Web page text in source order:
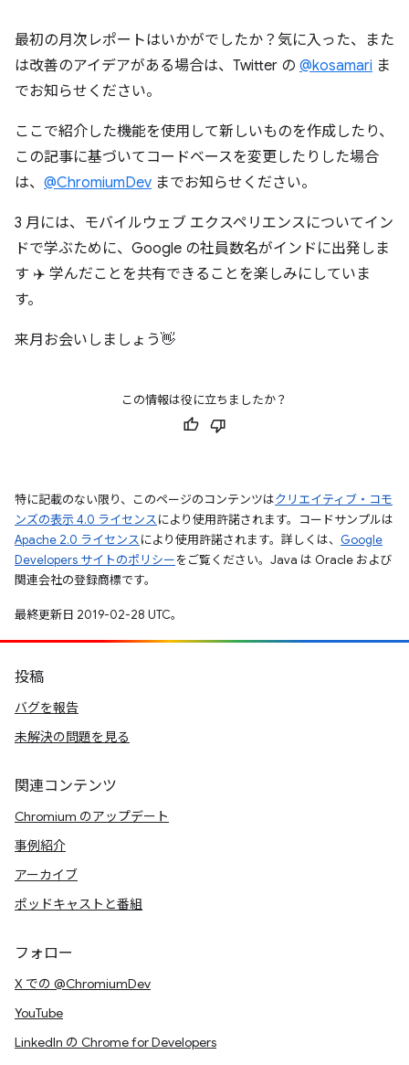
最初の月次レポートはいかがでしたか？気に入った、また
は改善のアイデアがある場合は、Twitter の @kosamari ま
でお知らせください。
ここで紹介した機能を使用して新しいものを作成したり、
この記事に基づいてコードベースを変更したりした場合
は、 @ChromiumDev までお知らせください。
3 月には、モバイルウェブ エクスペリエンスについてイン
ドで学ぶために、Google の社員数名がインドに出発しま
す ✈️ 学んだことを共有できることを楽しみにしていま
す。
来月お会いしましょう👋
この情報は役に立ちましたか？
特に記載のない限り、このページのコンテンツはクリエイティブ・コモ
ンズの表示 4.0 ライセンスにより使用許諾されます。コードサンプルは
Apache 2.0 ライセンスにより使用許諾されます。詳しくは、 Google
Developers サイトのポリシーをご覧ください。Java は Oracle および
関連会社の登録商標です。
最終更新日 2019-02-28 UTC。
投稿
バグを報告
未解決の問題を見る
関連コンテンツ
Chromium のアップデート
事例紹介
アーカイブ
ポッドキャストと番組
フォロー
X での @ChromiumDev
YouTube
LinkedIn の Chrome for Developers